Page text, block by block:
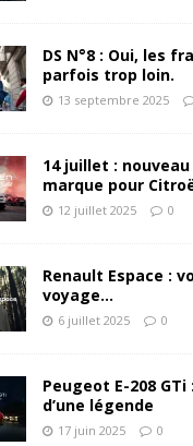
DS N°8 : Oui, les
parfois trop loin.
13 septembre 2025
14 juillet :
marque pour
12 juillet 2025 0
Renault Espace :
voyage…
6 juillet 2025 0
Peugeot E-208
d’une légende
17 juin 2025 0